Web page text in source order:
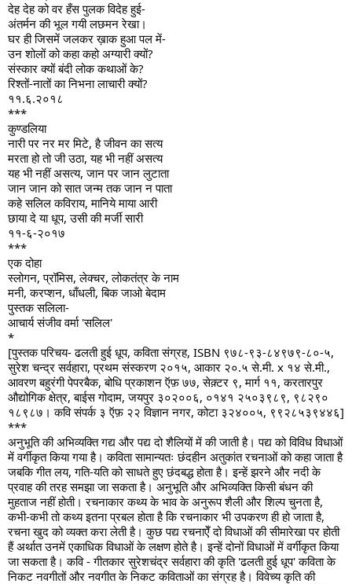
देह देह को वर हँस पुलक विदेह हुई-
अंतर्मन की भूल गयी लछमन रेखा।
घर ही जिसमें जलकर ख़ाक हुआ पल में-
उन शोलों को कहा कहो अग्यारी क्यों?
संस्कार क्यों बंदी लोक कथाओं के?
रिश्तों-नातों का निभना लाचारी क्यों?
११.६.२०१८
***
कुण्डलिया
नारी पर नर मर मिटे, है जीवन का सत्य
मरता हो तो जी उठा, यह भी नहीं असत्य
यह भी नहीं असत्य, जान पर जान लुटाता
जान जान को सात जन्म तक जान न पाता
कहे सलिल कविराय, मानिये माया आरी
छाया दे या धूप, उसी की मर्जी सारी
११-६-२०१७
***
एक दोहा
स्लोगन, प्रॉमिस, लेक्चर, लोकतंत्र के नाम
मनी, करप्शन, धाँधली, बिक जाओ बेदाम
पुस्तक सलिला-
आचार्य संजीव वर्मा 'सलिल'
*
[पुस्तक परिचय- ढलती हुई धूप, कविता संग्रह, ISBN ९७८-९३-८४९७९-८०-५,
सुरेश चन्द्र सर्वहारा, प्रथम संस्करण २०१५, आकार २०.५ से.मी. x १४ से.मी.,
आवरण बहुरंगी पेपरबैक, बोधि प्रकाशन ऍफ़ ७७, सेक़्टर ९, मार्ग ११, करतारपुर
औद्योगिक क्षेत्र, बाईस गोदाम, जयपुर ३०२००६, ०१४१ २५०३९८९, ९८२९०
१८९८७। कवि संपर्क ३ ऍफ़ २२ विज्ञान नगर, कोटा ३२४००५, ९९२८५३९४४६]
***
अनुभूति की अभिव्यक्ति गद्य और पद्य दो शैलियों में की जाती है। पद्य को विविध विधाओं
में वर्गीकृत किया गया है। कविता सामान्यतः छंदहीन अतुकांत रचनाओं को कहा जाता है
जबकि गीत लय, गति-यति को साधते हुए छंदबद्ध होता है। इन्हें झरने और नदी के
प्रवाह की तरह समझा जा सकता है। अनुभूति और अभिव्यक्ति किसी बंधन की
मुहताज नहीं होती। रचनाकार कथ्य के भाव के अनुरूप शैली और शिल्प चुनता है,
कभी-कभी तो कथ्य इतना प्रबल होता है कि रचनाकार भी उपकरण ही हो जाता है,
रचना खुद को व्यक्त करा लेती है। कुछ पद्य रचनाऐँ दो विधाओं की सीमारेखा पर होती
हैं अर्थात उनमें एकाधिक विधाओं के लक्षण होते है। इन्हें दोनों विधाओं में वर्गीकृत किया
जा सकता है। कवि - गीतकार सुरेशचंद्र सर्वहारा की कृति 'ढलती हुई धूप' कविता के
निकट नवगीतों और नवगीत के निकट कविताओं का संग्रह है। विवेच्य कृति की